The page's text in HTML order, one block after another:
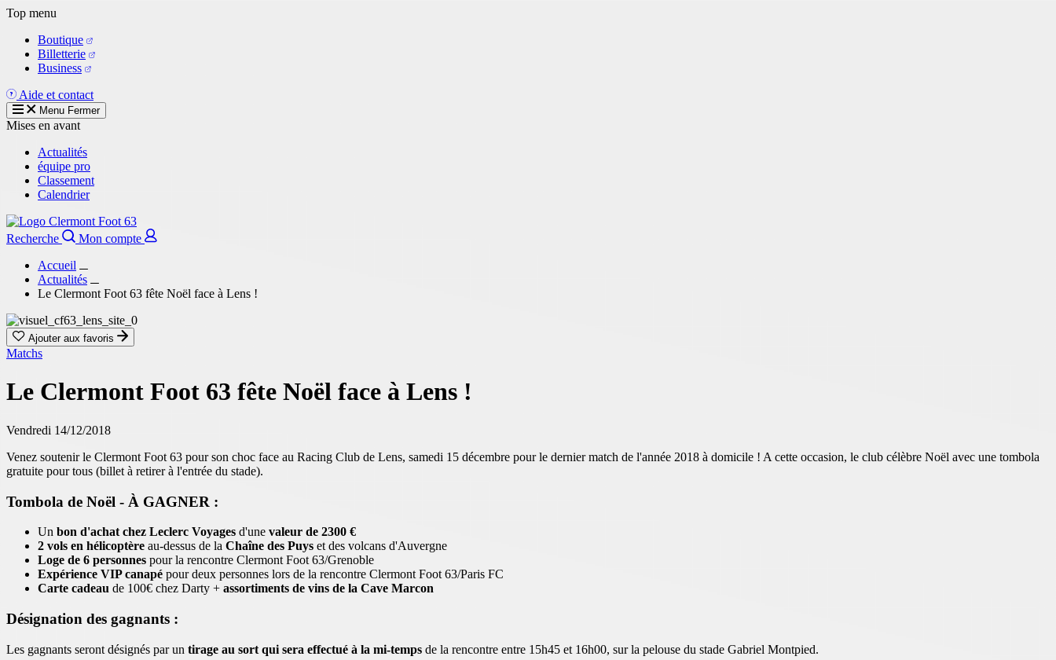
Aller
contenu
principal
Top menu
Boutique
Billetterie
Business
Aide et contact
Menu Fermer
Mises en avant
Actualités
équipe pro
Classement
Calendrier
Recherche
Mon compte
Accueil
Actualités
Le Clermont Foot 63 fête Noël face à Lens !
Ajouter aux favoris
Matchs
Le Clermont Foot 63 fête Noël face à Lens !
Vendredi 14/12/2018
Venez soutenir le Clermont Foot 63 pour son choc face au Racing Club de Lens, samedi 15 décembre pour le dernier match de l'année 2018 à domicile ! A cette occasion, le club célèbre Noël avec une tombola
gratuite pour tous (billet à retirer à l'entrée du stade).
Tombola de Noël - À GAGNER :
Un bon d'achat chez Leclerc Voyages d'une valeur de 2300 €
2 vols en hélicoptère au-dessus de la Chaîne des Puys et des volcans d'Auvergne
Loge de 6 personnes pour la rencontre Clermont Foot 63/Grenoble
Expérience VIP canapé pour deux personnes lors de la rencontre Clermont Foot 63/Paris FC
Carte cadeau de 100€ chez Darty + assortiments de vins de la Cave Marcon
Désignation des gagnants :
Les gagnants seront désignés par un tirage au sort qui sera effectué à la mi-temps de la rencontre entre 15h45 et 16h00, sur la pelouse du stade Gabriel Montpied.